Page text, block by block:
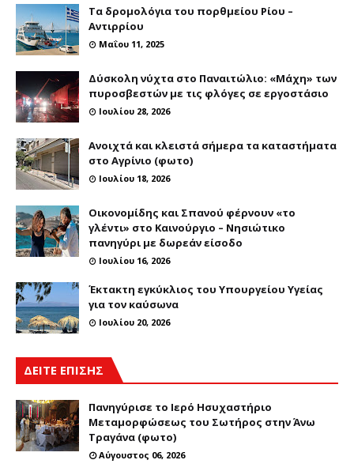
Τα δρομολόγια του πορθμείου Ρίου –
Αντιρρίου
Μαΐου 11, 2025
Δύσκολη νύχτα στο Παναιτώλιο: «Μάχη» των
πυροσβεστών με τις φλόγες σε εργοστάσιο
Ιουλίου 28, 2026
Ανοιχτά και κλειστά σήμερα τα καταστήματα
στο Αγρίνιο (φωτο)
Ιουλίου 18, 2026
Οικονομίδης και Σπανού φέρνουν «το
γλέντι» στο Καινούργιο – Νησιώτικο
πανηγύρι με δωρεάν είσοδο
Ιουλίου 16, 2026
Έκτακτη εγκύκλιος του Υπουργείου Υγείας
για τον καύσωνα
Ιουλίου 20, 2026
ΔΕΙΤΕ ΕΠΙΣΗΣ
Πανηγύρισε το Ιερό Ησυχαστήριο
Μεταμορφώσεως του Σωτήρος στην Άνω
Τραγάνα (φωτο)
Αύγουστος 06, 2026